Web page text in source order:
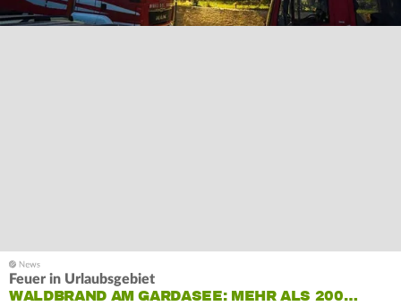
Feuer in Urlaubsgebiet
WALDBRAND AM GARDASEE: MEHR ALS 200…